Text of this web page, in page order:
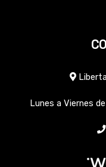
Lunes a Viernes